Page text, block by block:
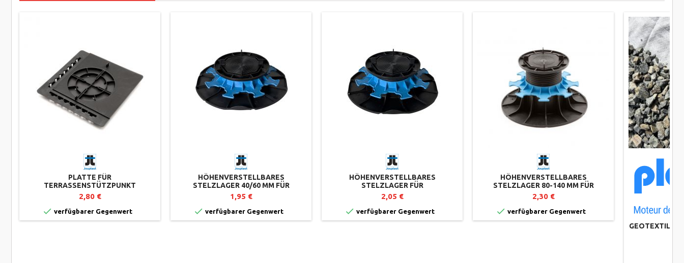
PLATTE FÜR
TERRASSENSTÜTZPUNKT
ESSENTIEL – SEITENABSCHLUSS –
JOUPLAST – EINHEIT
2,80 €
 verfügbarer Gegenwert
HÖHENVERSTELLBARES
STELZLAGER 40/60 MM FÜR
PLATTENTERRASSEN ESSENTIEL-
REIHE JOUPLAST
1,95 €
 verfügbarer Gegenwert
HÖHENVERSTELLBARES
STELZLAGER FÜR
PLATTENTERRASSEN 50/80 MM -
ESSENTIEL-REIHE - JOUPLAST
2,05 €
 verfügbarer Gegenwert
HÖHENVERSTELLBARES
STELZLAGER 80-140 MM FÜR
PLATTENTERRASSEN - ESSENTIEL-
REIHE - JOUPLAST
2,30 €
 verfügbarer Gegenwert
GEOTEXTIL